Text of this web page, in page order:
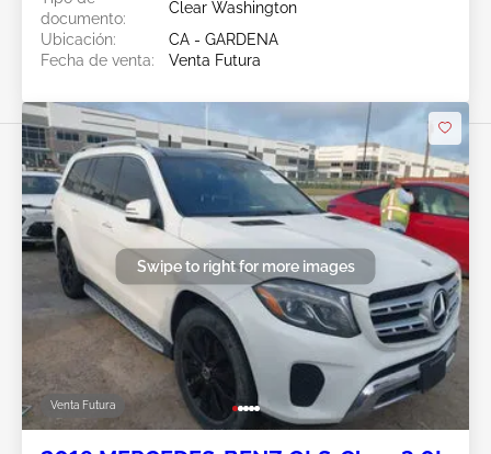
documento:
Clear Washington
Ubicación:
CA - GARDENA
Fecha de venta:
Venta Futura
Venta Futura
Swipe to right for more images